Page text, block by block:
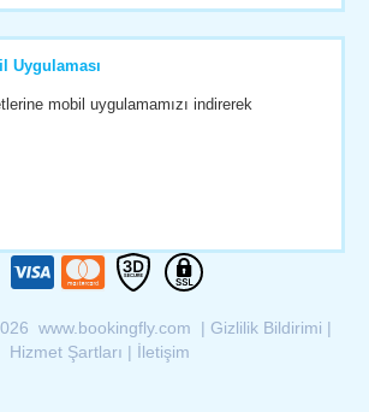
Uygulaması
mobil uygulamamızı indirerek
www.bookingfly.com | Gizlilik Bildirimi |
Hizmet Şartları | İletişim